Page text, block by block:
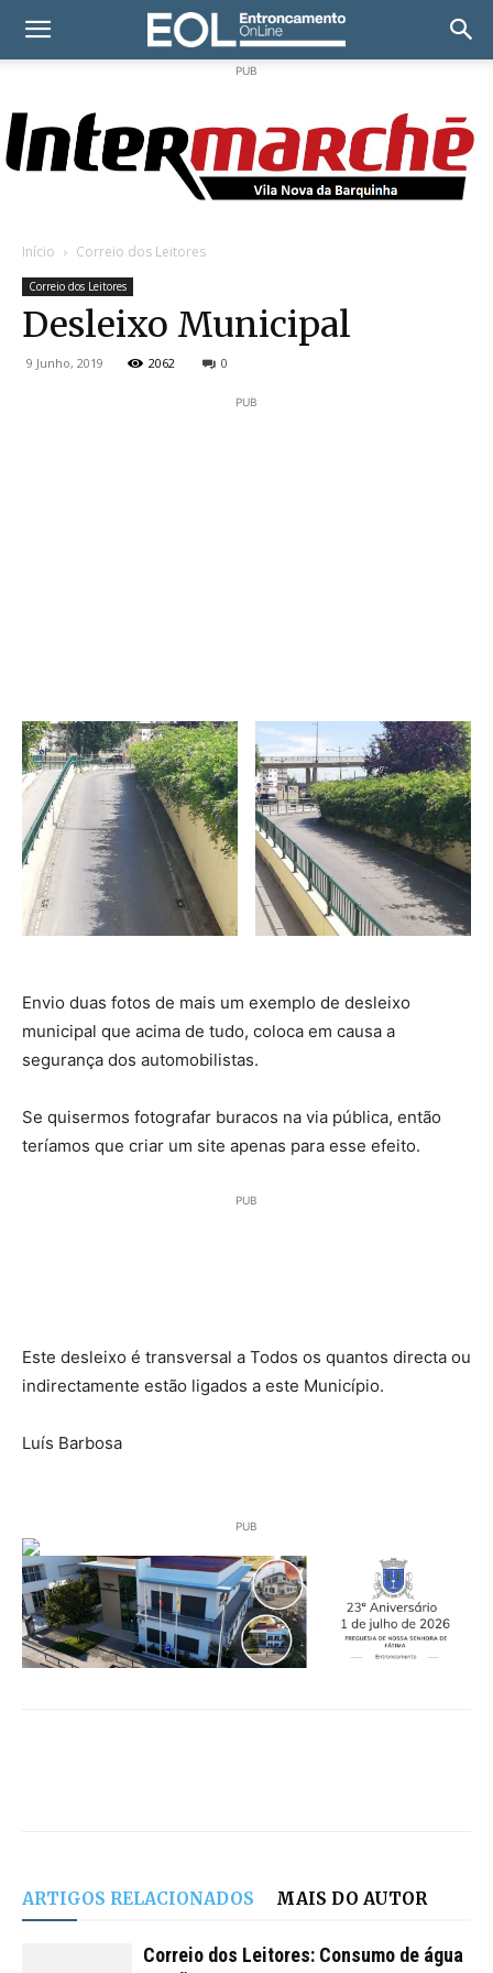
PUB
Início Correio dos Leitores
Correio dos Leitores
Desleixo Municipal
9 Junho, 2019 2062 0
PUB
Envio duas fotos de mais um exemplo de desleixo
municipal que acima de tudo, coloca em causa a
segurança dos automobilistas.
Se quisermos fotografar buracos na via pública, então
teríamos que criar um site apenas para esse efeito.
PUB
Este desleixo é transversal a Todos os quantos directa ou
indirectamente estão ligados a este Município.
Luís Barbosa
PUB
ARTIGOS RELACIONADOS MAIS DO AUTOR
Correio dos Leitores: Consumo de água